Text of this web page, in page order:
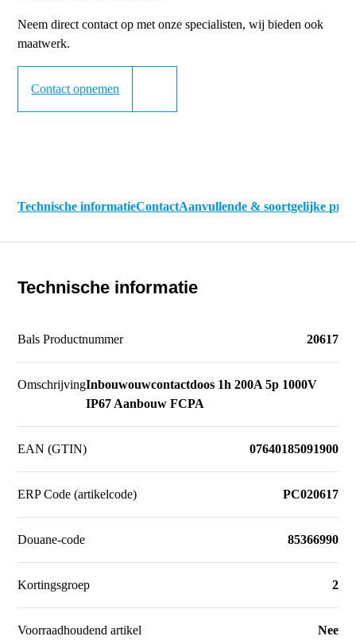
Neem direct contact op met onze specialisten, wij bieden ook
maatwerk.
Contact opnemen
Technische informatieContactAanvullende & soortgelijke
Technische informatie
Bals Productnummer 20617
OmschrijvingInbouwouwcontactdoos 1h 200A 5p 1000V
IP67 Aanbouw FCPA
EAN (GTIN) 07640185091900
ERP Code (artikelcode) PC020617
Douane-code 85366990
Kortingsgroep 2
Voorraadhoudend artikel Nee